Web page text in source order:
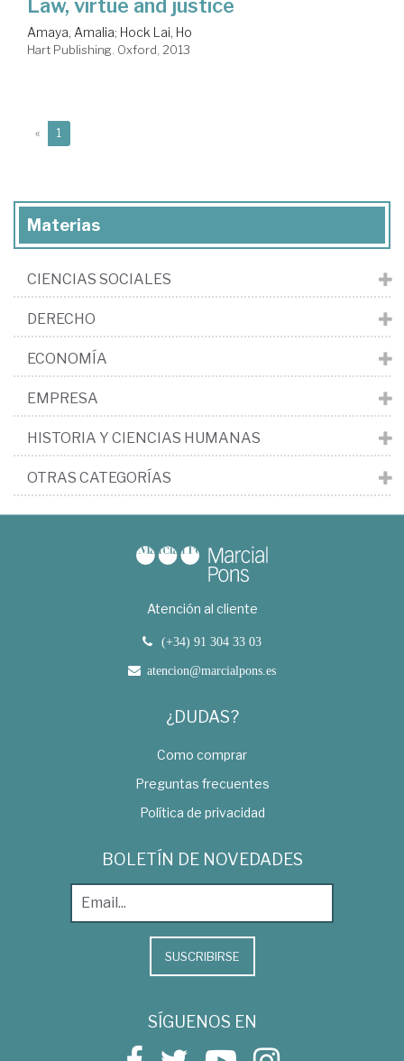
Law, virtue and justice
Amaya, Amalia; Hock Lai, Ho
Hart Publishing. Oxford, 2013
« 1
Materias
CIENCIAS SOCIALES
DERECHO
ECONOMÍA
EMPRESA
HISTORIA Y CIENCIAS HUMANAS
OTRAS CATEGORÍAS
Atención al cliente
(+34) 91 304 33 03
atencion@marcialpons.es
¿DUDAS?
Como comprar
Preguntas frecuentes
Política de privacidad
BOLETÍN DE NOVEDADES
SUSCRIBIRSE
SÍGUENOS EN